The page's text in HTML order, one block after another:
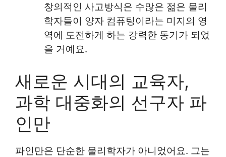
창의적인 사고방식은 수많은 젊은 물리
학자들이 양자 컴퓨팅이라는 미지의 영
역에 도전하게 하는 강력한 동기가 되었
을 거예요.
새로운 시대의 교육자,
과학 대중화의 선구자 파
인만
파인만은 단순한 물리학자가 아니었어요. 그는